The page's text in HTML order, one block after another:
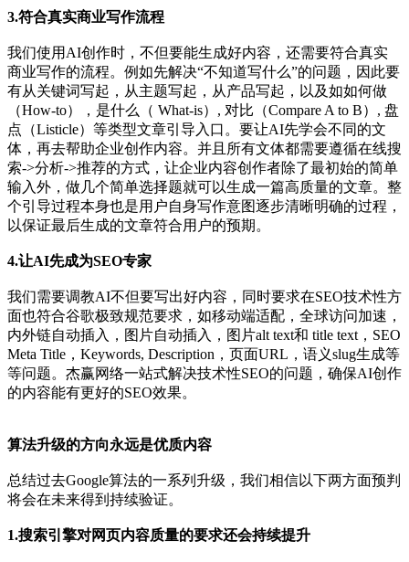
3.符合真实商业写作流程
我们使用AI创作时，不但要能生成好内容，还需要符合真实
商业写作的流程。例如先解决“不知道写什么”的问题，因此要
有从关键词写起，从主题写起，从产品写起，以及如如何做
（How-to），是什么（ What-is）, 对比（Compare A to B）, 盘
点（Listicle）等类型文章引导入口。要让AI先学会不同的文
体，再去帮助企业创作内容。并且所有文体都需要遵循在线搜
索->分析->推荐的方式，让企业内容创作者除了最初始的简单
输入外，做几个简单选择题就可以生成一篇高质量的文章。整
个引导过程本身也是用户自身写作意图逐步清晰明确的过程，
以保证最后生成的文章符合用户的预期。
4.让AI先成为SEO专家
我们需要调教AI不但要写出好内容，同时要求在SEO技术性方
面也符合谷歌极致规范要求，如移动端适配，全球访问加速，
内外链自动插入，图片自动插入，图片alt text和 title text，SEO
Meta Title，Keywords, Description，页面URL，语义slug生成等
等问题。杰赢网络一站式解决技术性SEO的问题，确保AI创作
的内容能有更好的SEO效果。
算法升级的方向永远是优质内容
总结过去Google算法的一系列升级，我们相信以下两方面预判
将会在未来得到持续验证。
1.搜索引擎对网页内容质量的要求还会持续提升